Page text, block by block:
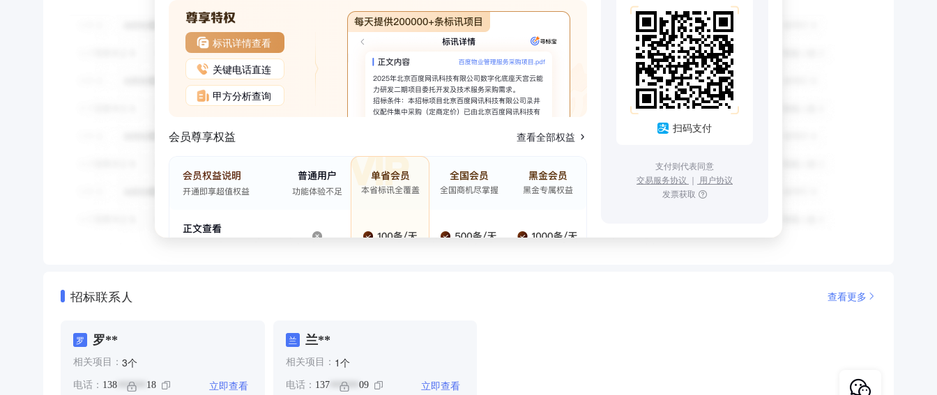
标讯详情查看
关键电话直连
甲方分析查询
会员尊享权益 查看全部权益
扫码支付
支付则代表同意
交易服务协议 ｜ 用户协议
发票获取
招标联系人 查看更多
罗 罗**
相关项目： 3个
电话： 138 ****** 18 立即查看
兰 兰**
相关项目： 1个
电话： 137 ****** 09 立即查看